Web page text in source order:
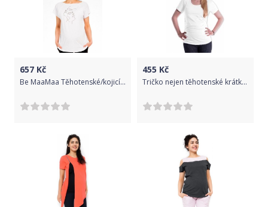
657 Kč
Be MaaMaa Těhotenské/kojicí triko, halenka, FACES - bílé, Velikosti těh. moda S (36)
455 Kč
Tričko nejen těhotenské krátký rukáv - JOLY bílé i s potiskem na přání - Be MaaMaa velikost S/M, potisk potisk nožičky bílé